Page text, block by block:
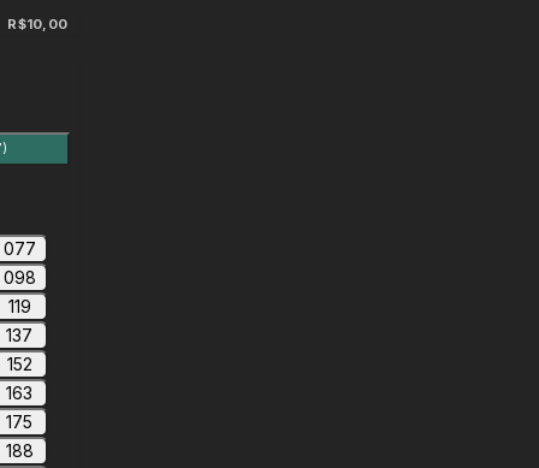
R$10,00
077
098
119
137
152
163
175
188